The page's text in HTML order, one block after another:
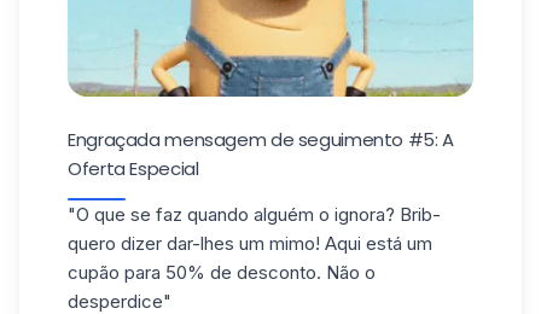
Engraçada mensagem de seguimento #5: A
Oferta Especial
"O que se faz quando alguém o ignora? Brib-
quero dizer dar-lhes um mimo! Aqui está um
cupão para 50% de desconto. Não o
desperdice"